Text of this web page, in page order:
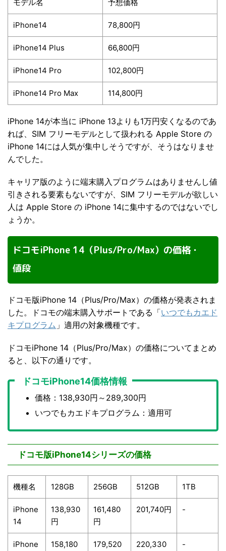
モデル名 予想価格
iPhone14 78,800円
iPhone14 Plus 66,800円
iPhone14 Pro 102,800円
iPhone14 Pro Max 114,800円
iPhone 14が本当に iPhone 13よりも1万円安くなるのであ
れば、SIM フリーモデルとして扱われる Apple Store の
iPhone 14には人気が集中しそうですが、そうはなりませ
んでした。
キャリア版のように端末購入プログラムはありませんし値
引きされる要素もないですが、SIM フリーモデルが欲しい
人は Apple Store の iPhone 14に集中するのではないでし
ょうか。
ドコモiPhone 14（Plus/Pro/Max）の価格・
値段
ドコモ版iPhone 14（Plus/Pro/Max）の価格が発表されま
した。ドコモの端末購入サポートである「いつでもカエド
キプログラム 」適用の対象機種です。
ドコモiPhone 14（Plus/Pro/Max）の価格についてまとめ
ると、以下の通りです。
ドコモiPhone14価格情報
価格：138,930円～289,300円
いつでもカエドキプログラム：適用可
ドコモ版iPhone14シリーズの価格
機種名 128GB 256GB 512GB 1TB
iPhone
14
138,930
円
161,480
円
201,740円 -
iPhone
158,180
179,520
220,330
-